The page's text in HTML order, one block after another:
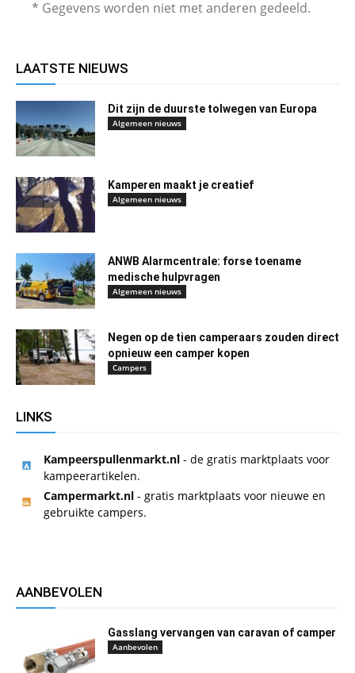
* Gegevens worden niet met anderen gedeeld.
LAATSTE NIEUWS
Dit zijn de duurste tolwegen van Europa
Algemeen nieuws
Kamperen maakt je creatief
Algemeen nieuws
ANWB Alarmcentrale: forse toename
medische hulpvragen
Algemeen nieuws
Negen op de tien camperaars zouden direct
opnieuw een camper kopen
Campers
LINKS
Kampeerspullenmarkt.nl - de gratis marktplaats voor
kampeerartikelen.
Campermarkt.nl - gratis marktplaats voor nieuwe en
gebruikte campers.
AANBEVOLEN
Gasslang vervangen van caravan of camper
Aanbevolen